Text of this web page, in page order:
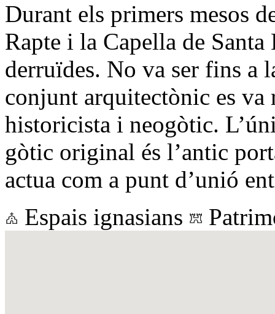
Durant els primers mesos
Rapte i la Capella de
derruïdes. No va ser fins a
conjunt arquitectònic es
historicista i neogòtic.
gòtic original és l’antic
actua com a punt d’unió
Espais ignasians